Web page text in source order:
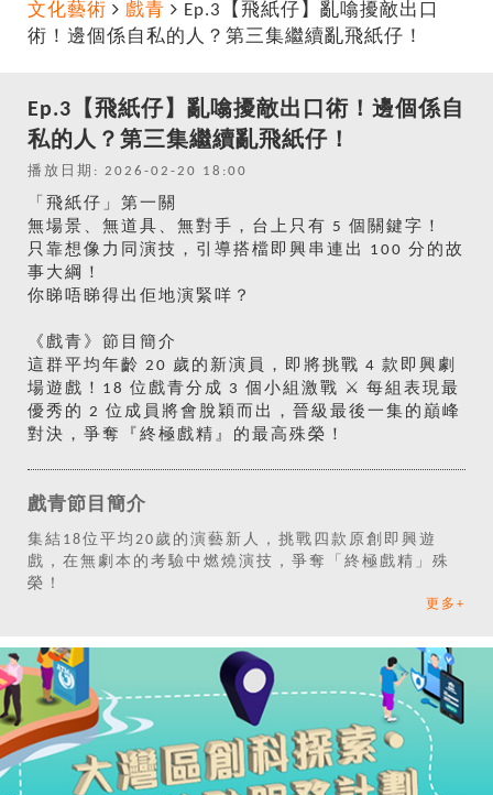
文化藝術 戲青
Ep.3【飛紙仔】亂噏擾敵出口
術！邊個係自私的人？第三集繼續亂飛紙仔！
Ep.3【飛紙仔】亂噏擾敵出口術！邊個係自
私的人？第三集繼續亂飛紙仔！
播放日期: 2026-02-20 18:00
「飛紙仔」第一關
無場景、無道具、無對手，台上只有 5 個關鍵字！
只靠想像力同演技，引導搭檔即興串連出 100 分的故
事大綱！
你睇唔睇得出佢地演緊咩？
《戲青》節目簡介
這群平均年齡 20 歲的新演員，即將挑戰 4 款即興劇
場遊戲！18 位戲青分成 3 個小組激戰 ⚔️ 每組表現最
優秀的 2 位成員將會脫穎而出，晉級最後一集的巔峰
對決，爭奪『終極戲精』的最高殊榮！
戲青節目簡介
集結18位平均20歲的演藝新人，挑戰四款原創即興遊
戲，在無劇本的考驗中燃燒演技，爭奪「終極戲精」殊
榮！
更多+